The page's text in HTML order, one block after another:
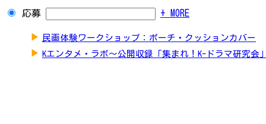
応募 + MORE
▶ 民画体験ワークショップ：ポーチ・クッションカバー
▶ Kエンタメ・ラボ～公開収録「集まれ！K-ドラマ研究会